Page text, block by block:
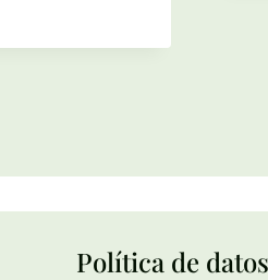
Política de datos